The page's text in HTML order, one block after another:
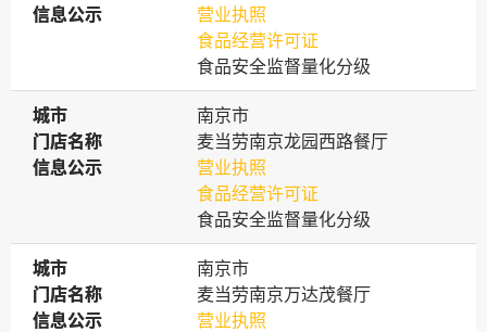
信息公示
信息公示
营业执照
食品经营许可证
食品安全监督量化分级
城市
城市
南京市
门店名称
门店名称
麦当劳南京龙园西路餐厅
信息公示
信息公示
营业执照
食品经营许可证
食品安全监督量化分级
城市
城市
南京市
门店名称
门店名称
麦当劳南京万达茂餐厅
信息公示
信息公示
营业执照